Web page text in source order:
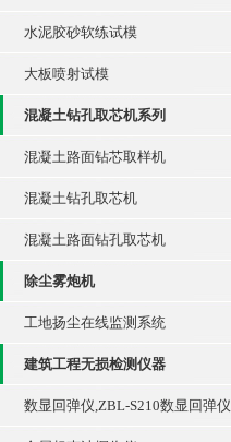
水泥胶砂软练试模
大板喷射试模
混凝土钻孔取芯机系列
混凝土路面钻芯取样机
混凝土钻孔取芯机
混凝土路面钻孔取芯机
除尘雾炮机
工地扬尘在线监测系统
建筑工程无损检测仪器
数显回弹仪,ZBL-S210数显回弹仪